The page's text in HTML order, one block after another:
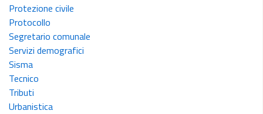
Protezione civile
Protocollo
Segretario comunale
Servizi demografici
Sisma
Tecnico
Tributi
Urbanistica